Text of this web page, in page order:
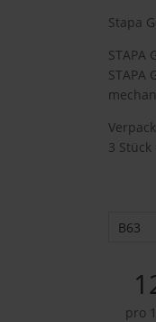
Stapa
STAPA
3 Stück
B63
pro